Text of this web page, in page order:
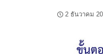
2 ธันวาคม